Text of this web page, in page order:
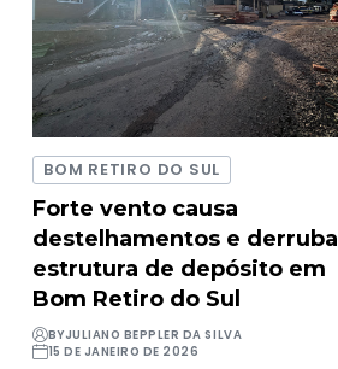
BOM RETIRO DO SUL
Forte vento causa
destelhamentos e derruba
estrutura de depósito em
Bom Retiro do Sul
BYJULIANO BEPPLER DA SILVA
15 DE JANEIRO DE 2026